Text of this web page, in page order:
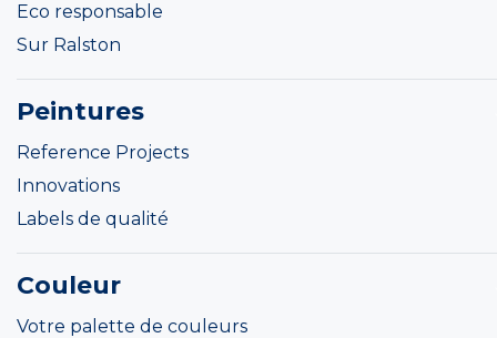
Eco responsable
Sur Ralston
Peintures
Reference Projects
Innovations
Labels de qualité
Couleur
Votre palette de couleurs